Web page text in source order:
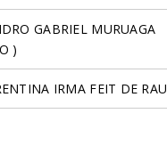
GABRIEL MURUAGA
)
IRMA FEIT DE RAU